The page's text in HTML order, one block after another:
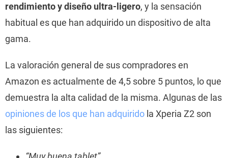
rendimiento y diseño ultra-ligero, y la sensación
habitual es que han adquirido un dispositivo de alta
gama.
La valoración general de sus compradores en
Amazon es actualmente de 4,5 sobre 5 puntos, lo que
demuestra la alta calidad de la misma. Algunas de las
opiniones de los que han adquirido la Xperia Z2 son
las siguientes: